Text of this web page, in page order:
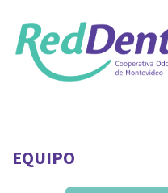
EQUIPO